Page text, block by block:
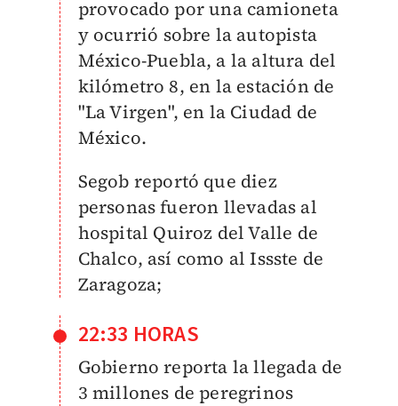
provocado por una camioneta
y ocurrió sobre la autopista
México-Puebla, a la altura del
kilómetro 8, en la estación de
"La Virgen", en la Ciudad de
México.
Segob reportó que diez
personas fueron llevadas al
hospital Quiroz del Valle de
Chalco, así como al Issste de
Zaragoza;
22:33 HORAS
Gobierno reporta la llegada de
3 millones de peregrinos